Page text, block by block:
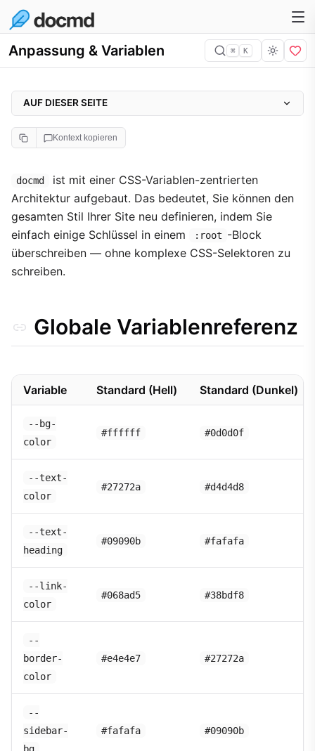
Anpassung & Variablen ⌘ K
Kontext kopieren
docmd
ist mit einer CSS-Variablen-zentrierten
Architektur aufgebaut. Das bedeutet, Sie können den
gesamten Stil Ihrer Site neu definieren, indem Sie
einfach einige Schlüssel in einem
:root -Block
überschreiben — ohne komplexe CSS-Selektoren zu
schreiben.
Globale Variablenreferenz
Variable Standard (Hell) Standard (Dunkel)
--bg-
color
#ffffff #0d0d0f
--text-
color
#27272a #d4d4d8
--text-
heading
#09090b #fafafa
--link-
color
#068ad5 #38bdf8
--
border-
color
#e4e4e7 #27272a
--
sidebar-
#fafafa #09090b
AUF DIESER SEITE
Globale Variablenreferenz
Beispielüberschreibung
Komponenten ansprechen
Spezifität-Fehlerbehebung
Brauchen Sie ein völlig anderes Layout?